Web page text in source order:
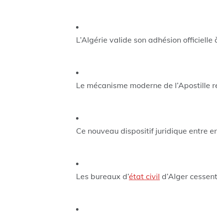
L’Algérie valide son adhésion officielle
Le mécanisme moderne de
Ce nouveau dispositif juridique entre
Les bureaux d’état civil d’Alger